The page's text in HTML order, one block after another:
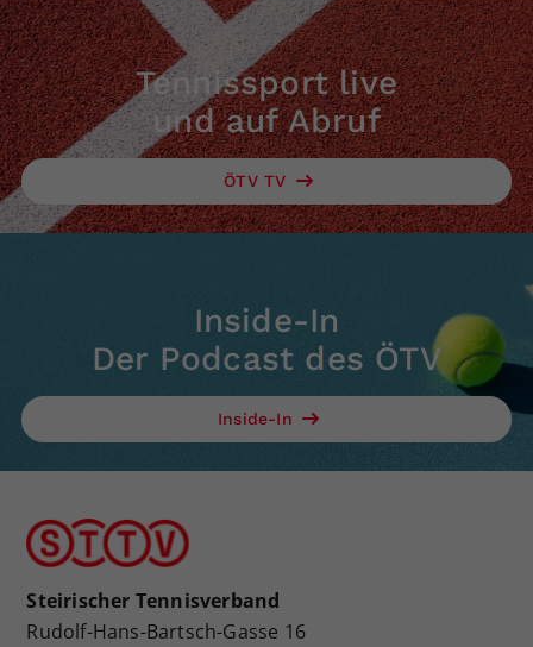
Tennissport live
und auf Abruf
ÖTV TV
Inside-In
Der Podcast des ÖTV
Inside-In
Steirischer Tennisverband
Rudolf-Hans-Bartsch-Gasse 16